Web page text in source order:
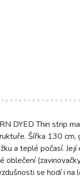
DYED Thin strip
Šířka 130 cm,
a teplé počasí.
se hodí i